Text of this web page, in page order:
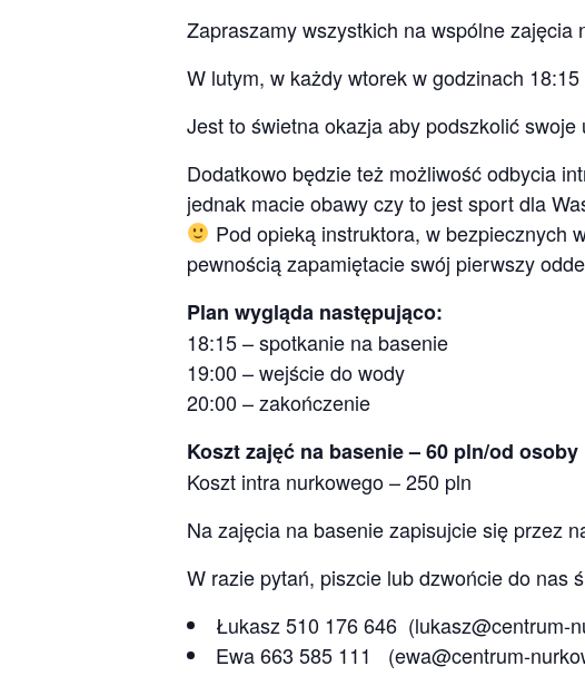
Zapraszamy wszystkich na wspólne zajęcia
W lutym, w każdy wtorek w godzinach
Jest to świetna okazja aby podszkolić
Dodatkowo będzie też możliwość odbycia
jednak macie obawy czy to jest sport dla
Pod opieką instruktora, w bezpiecznych
pewnością zapamiętacie swój pierwszy
Plan wygląda następująco:
18:15 – spotkanie na basenie
19:00 – wejście do wody
20:00 – zakończenie
Koszt zajęć na basenie – 60 pln/od osoby
Koszt intra nurkowego – 250 pln
Na zajęcia na basenie zapisujcie się przez
W razie pytań, piszcie lub dzwońcie do nas
Łukasz 510 176 646 (lukasz@centrum-
Ewa 663 585 111 (ewa@centrum-